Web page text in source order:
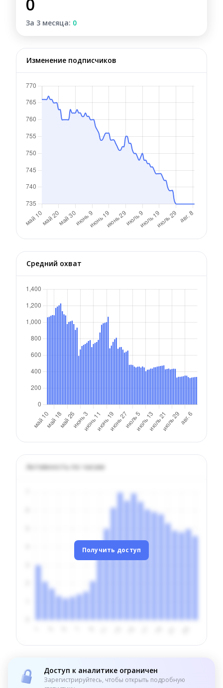
За 3 месяца: 0
Изменение подписчиков
Средний охват
Активность по часам
Получить доступ
Доступ к аналитике ограничен
Зарегистрируйтесь, чтобы открыть подробную